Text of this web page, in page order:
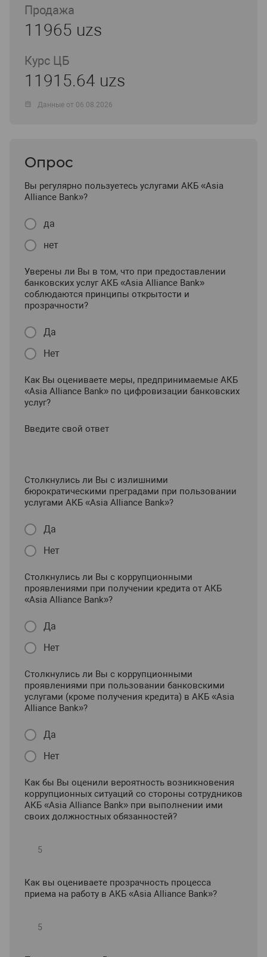
Продажа
11965 uzs
Курс ЦБ
11915.64 uzs
Данные от 06.08.2026
Опрос
Вы регулярно пользуетесь услугами АКБ «Asia
Alliance Bank»?
да
нет
Уверены ли Вы в том, что при предоставлении
банковских услуг АКБ «Asia Alliance Bank»
соблюдаются принципы открытости и
прозрачности?
Да
Нет
Как Вы оцениваете меры, предпринимаемые АКБ
«Asia Alliance Bank» по цифровизации банковских
услуг?
Введите свой ответ
Столкнулись ли Вы с излишними
бюрократическими преградами при пользовании
услугами АКБ «Asia Alliance Bank»?
Да
Нет
Столкнулись ли Вы с коррупционными
проявлениями при получении кредита от АКБ
«Asia Alliance Bank»?
Да
Нет
Столкнулись ли Вы с коррупционными
проявлениями при пользовании банковскими
услугами (кроме получения кредита) в АКБ «Asia
Alliance Bank»?
Да
Нет
Как бы Вы оценили вероятность возникновения
коррупционных ситуаций со стороны сотрудников
АКБ «Asia Alliance Bank» при выполнении ими
своих должностных обязанностей?
Как вы оцениваете прозрачность процесса
приема на работу в АКБ «Asia Alliance Bank»?